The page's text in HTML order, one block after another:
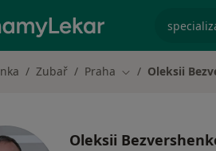
Zubař Praha Změna města
Oleksii
Oleksii